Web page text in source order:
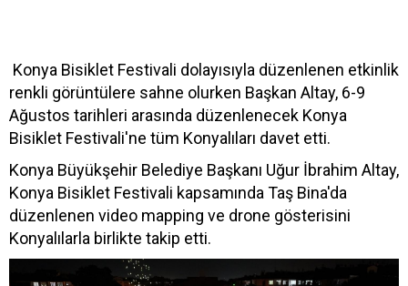
Konya Bisiklet Festivali dolayısıyla düzenlenen etkinlik
renkli görüntülere sahne olurken Başkan Altay, 6-9
Ağustos tarihleri arasında düzenlenecek Konya
Bisiklet Festivali'ne tüm Konyalıları davet etti.
Konya Büyükşehir Belediye Başkanı Uğur İbrahim Altay,
Konya Bisiklet Festivali kapsamında Taş Bina'da
düzenlenen video mapping ve drone gösterisini
Konyalılarla birlikte takip etti.